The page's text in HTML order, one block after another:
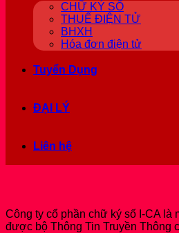
CHỮ KÝ SỐ
THUẾ ĐIỆN TỬ
BHXH
Hóa đơn điện tử
Tuyển Dụng
ĐẠI LÝ
Liên hệ
Công ty cổ phần chữ ký số I-CA là
được bộ Thông Tin Truyền Thông